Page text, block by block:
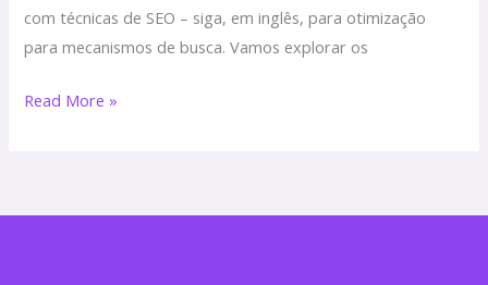
com técnicas de SEO – siga, em inglês, para otimização
para mecanismos de busca. Vamos explorar os
Read More »